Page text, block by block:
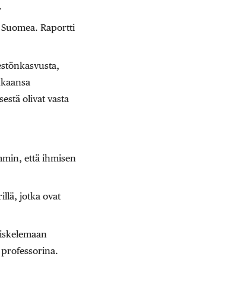
Raportti
olivat vasta
että ihmisen
jotka ovat